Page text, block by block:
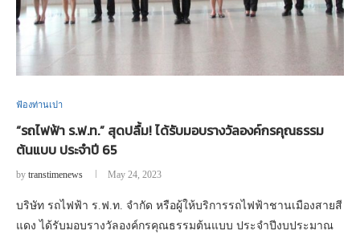
ฟ้องท่านเปา
“รถไฟฟ้า ร.ฟ.ท.” สุดปลื้ม! ได้รับมอบรางวัลองค์กรคุณธรรม
ต้นแบบ ประจำปี 65
by transtimenews May 24, 2023
บริษัท รถไฟฟ้า ร.ฟ.ท. จำกัด หรือผู้ให้บริการรถไฟฟ้าชานเมืองสายสี
แดง ได้รับมอบรางวัลองค์กรคุณธรรมต้นแบบ ประจำปีงบประมาณ